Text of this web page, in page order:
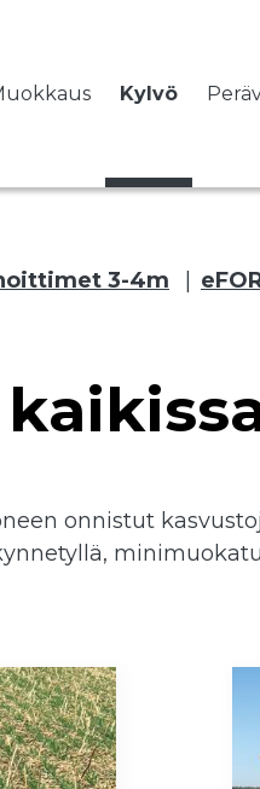
Kylvö
3-4m
onnistut